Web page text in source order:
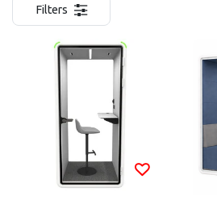
Filters